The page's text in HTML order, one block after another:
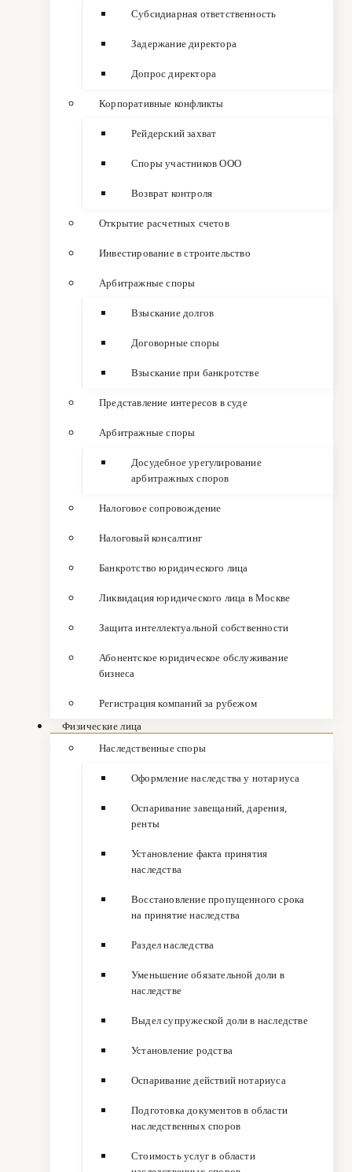
Субсидиарная ответственность
Задержание директора
Допрос директора
Корпоративные конфликты
Рейдерский захват
Споры участников ООО
Возврат контроля
Открытие расчетных счетов
Инвестирование в строительство
Арбитражные споры
Взыскание долгов
Договорные споры
Взыскание при банкротстве
Представление интересов в суде
Арбитражные споры
Досудебное урегулирование
арбитражных споров
Налоговое сопровождение
Налоговый консалтинг
Банкротство юридического лица
Ликвидация юридического лица в Москве
Защита интеллектуальной собственности
Абонентское юридическое обслуживание
бизнеса
Регистрация компаний за рубежом
Физические лица
Наследственные споры
Оформление наследства у нотариуса
Оспаривание завещаний, дарения,
ренты
Установление факта принятия
наследства
Восстановление пропущенного срока
на принятие наследства
Раздел наследства
Уменьшение обязательной доли в
наследстве
Выдел супружеской доли в наследстве
Установление родства
Оспаривание действий нотариуса
Подготовка документов в области
наследственных споров
Стоимость услуг в области